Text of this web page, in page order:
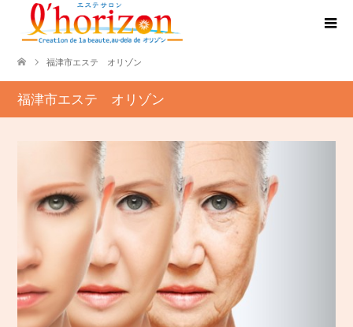
福津市エステ オリゾン
福津市エステ オリゾン